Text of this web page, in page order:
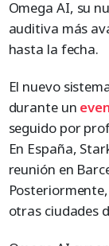
Omega AI, su
auditiva más
hasta la fecha.
El nuevo
durante un
seguido por
En España,
reunión en
otras ciudades